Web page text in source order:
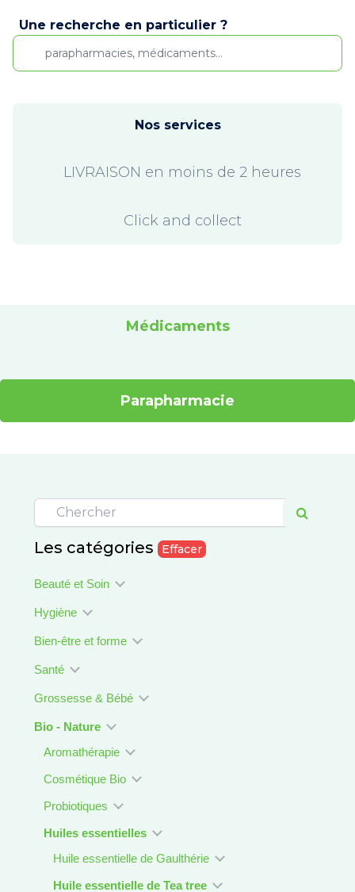
Une recherche en particulier ?
Nos services
LIVRAISON en moins de 2 heures
Click and collect
Médicaments
Parapharmacie
Les catégories Effacer
Beauté et Soin
Hygiène
Bien-être et forme
Santé
Grossesse & Bébé
Bio - Nature
Aromathérapie
Cosmétique Bio
Probiotiques
Huiles essentielles
Huile essentielle de Gaulthérie
Huile essentielle de Tea tree